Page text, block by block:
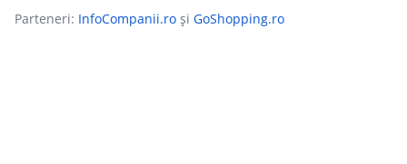
Parteneri: InfoCompanii.ro și GoShopping.ro